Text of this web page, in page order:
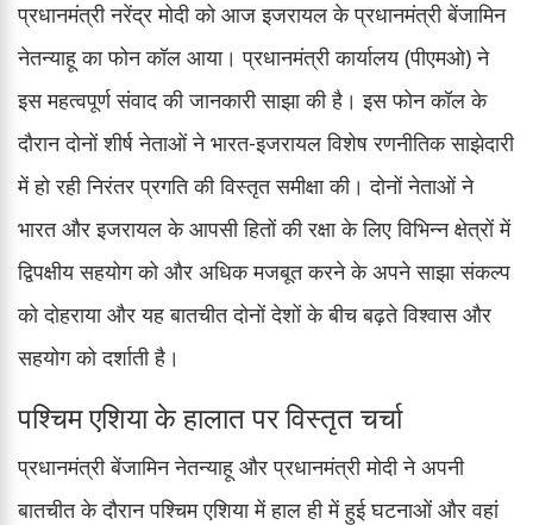
प्रधानमंत्री नरेंद्र मोदी को आज इजरायल के प्रधानमंत्री बेंजामिन
नेतन्याहू का फोन कॉल आया। प्रधानमंत्री कार्यालय (पीएमओ) ने
इस महत्वपूर्ण संवाद की जानकारी साझा की है। इस फोन कॉल के
दौरान दोनों शीर्ष नेताओं ने भारत-इजरायल विशेष रणनीतिक साझेदारी
में हो रही निरंतर प्रगति की विस्तृत समीक्षा की। दोनों नेताओं ने
भारत और इजरायल के आपसी हितों की रक्षा के लिए विभिन्न क्षेत्रों में
द्विपक्षीय सहयोग को और अधिक मजबूत करने के अपने साझा संकल्प
को दोहराया और यह बातचीत दोनों देशों के बीच बढ़ते विश्वास और
सहयोग को दर्शाती है।
पश्चिम एशिया के हालात पर विस्तृत चर्चा
प्रधानमंत्री बेंजामिन नेतन्याहू और प्रधानमंत्री मोदी ने अपनी
बातचीत के दौरान पश्चिम एशिया में हाल ही में हुई घटनाओं और वहां